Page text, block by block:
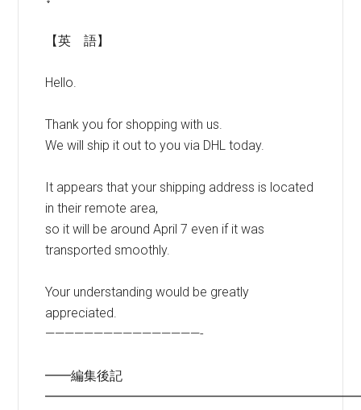
【英 語】
Hello.
Thank you for shopping with us.
We will ship it out to you via DHL today.
It appears that your shipping address is located
in their remote area,
so it will be around April 7 even if it was
transported smoothly.
Your understanding would be greatly
appreciated.
————————————————-
━━編集後記